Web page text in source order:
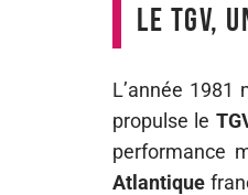
Le
L’année
propulse le
performance
Atlantique